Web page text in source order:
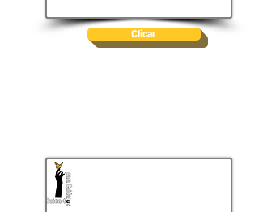
Clicar